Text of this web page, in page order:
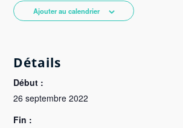
Ajouter au calendrier
Détails
Début :
26 septembre 2022
Fin :